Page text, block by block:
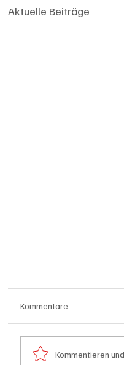
Aktuelle Beiträge
Kommentare
Kommentieren